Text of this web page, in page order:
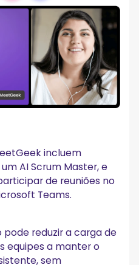
incluem
AI Scrum Master, e
de reuniões no
Teams.
pode reduzir a carga de
equipes a manter o
sem